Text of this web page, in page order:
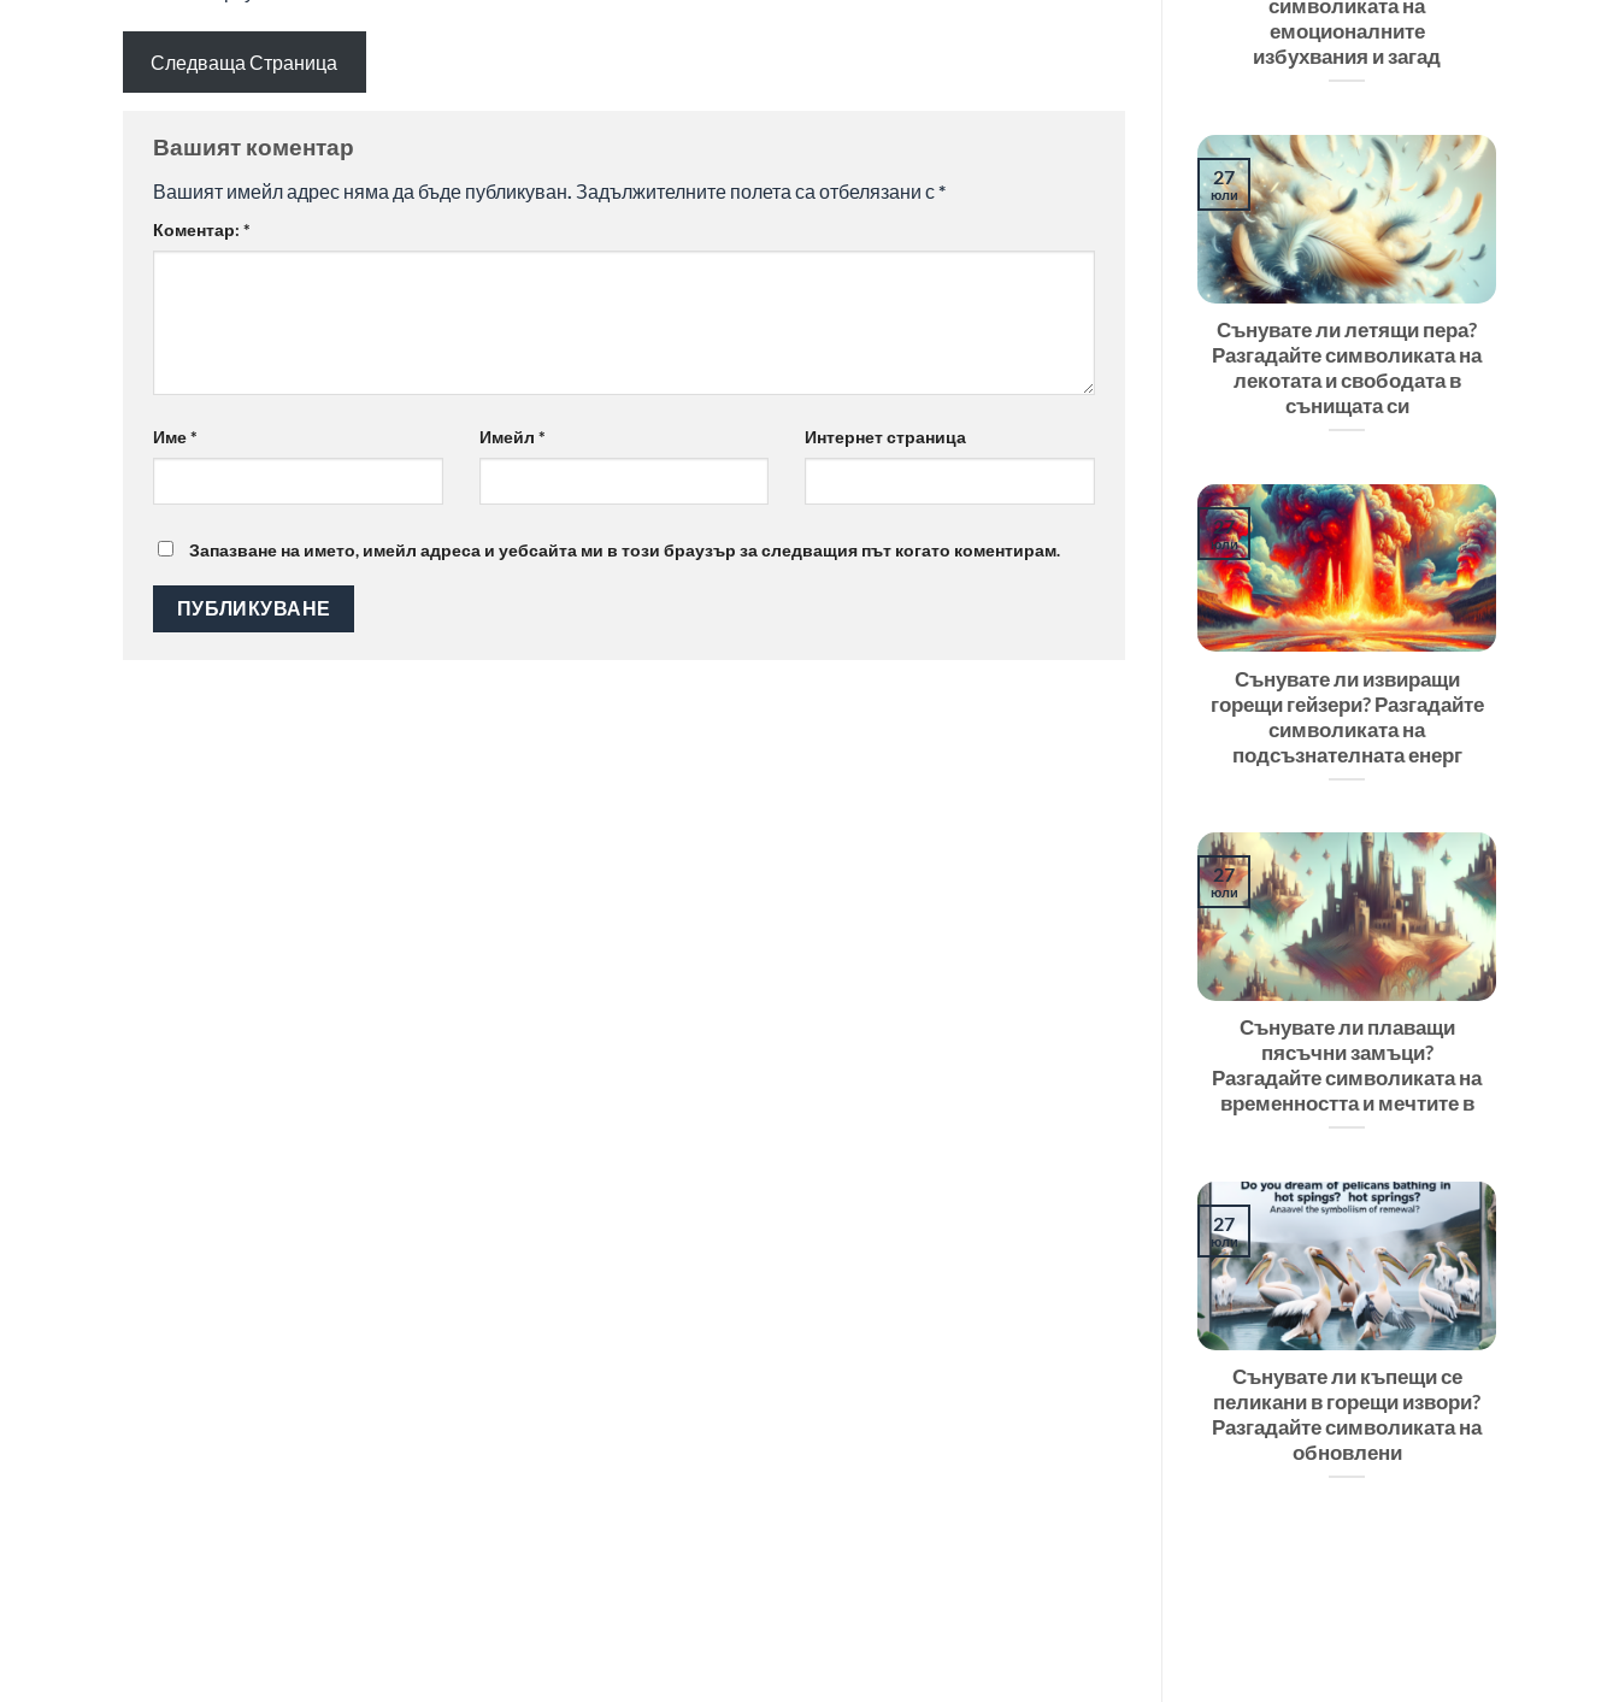
Следваща Страница
Вашият коментар
Вашият имейл адрес няма да бъде публикуван. Задължителните полета са отбелязани с*
Коментар: *
Име* Имейл * Интернет страница
Запазване на името, имейл адреса и уебсайта ми в този браузър за следващия път когато коментирам.
символиката на
емоционалните
избухвания и загад
Сънувате ли летящи пера?
Разгадайте символиката на
лекотата и свободата в
сънищата си
27
юли
Сънувате ли извиращи
горещи гейзери? Разгадайте
символиката на
подсъзнателната енерг
27
юли
Сънувате ли плаващи
пясъчни замъци?
Разгадайте символиката на
временността и мечтите в
27
юли
Сънувате ли къпещи се
пеликани в горещи извори?
Разгадайте символиката на
обновлени
27
юли